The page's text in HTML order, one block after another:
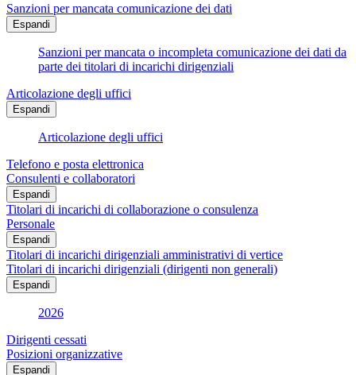
Sanzioni per mancata comunicazione dei dati
Espandi
Sanzioni per mancata o incompleta comunicazione dei dati da
parte dei titolari di incarichi dirigenziali
Articolazione degli uffici
Espandi
Articolazione degli uffici
Telefono e posta elettronica
Consulenti e collaboratori
Espandi
Titolari di incarichi di collaborazione o consulenza
Personale
Espandi
Titolari di incarichi dirigenziali amministrativi di vertice
Titolari di incarichi dirigenziali (dirigenti non generali)
Espandi
2026
Dirigenti cessati
Posizioni organizzative
Espandi